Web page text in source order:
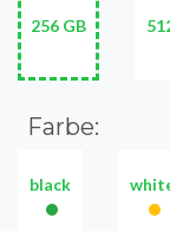
256 GB
Farbe:
black
• •